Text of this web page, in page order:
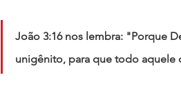
João 3:16 nos lembra: "Porque
unigênito, para que todo aquele